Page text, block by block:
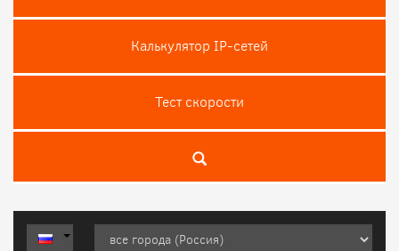
Калькулятор IP-сетей
Тест скороcти